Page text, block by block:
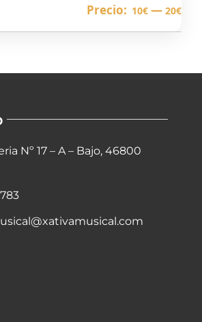
Precio: 10€ — 20€
Nº 17 – A – Bajo, 46800